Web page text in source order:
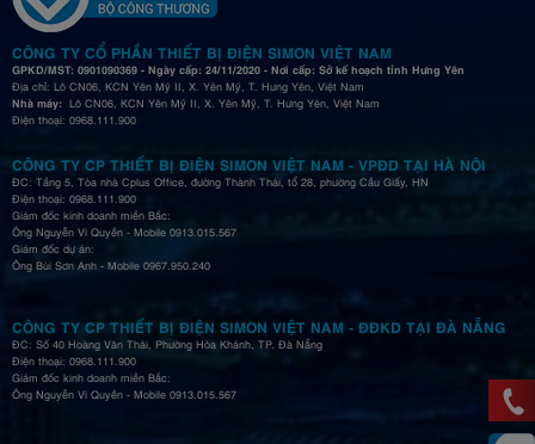
CÔNG TY CỔ PHẦN THIẾT BỊ ĐIỆN SIMON VIỆT NAM
GPKD/MST: 0901090369 - Ngày cấp: 24/11/2020 - Nơi cấp: Sở kế hoạch tỉnh Hưng Yên
Địa chỉ: Lô CN06, KCN Yên Mỹ II, X. Yên Mỹ, T. Hưng Yên, Việt Nam
Nhà máy: Lô CN06, KCN Yên Mỹ II, X. Yên Mỹ, T. Hưng Yên, Việt Nam
Điện thoại: 0968.111.900
CÔNG TY CP THIẾT BỊ ĐIỆN SIMON VIỆT NAM - VPĐD TẠI HÀ NỘI
ĐC: Tầng 5, Tòa nhà Cplus Office, đường Thành Thái, tổ 28, phường Cầu Giấy, HN
Điện thoại: 0968.111.900
Giám đốc kinh doanh miền Bắc:
Ông Nguyễn Vi Quyền - Mobile 0913.015.567
Giám đốc dự án:
Ông Bùi Sơn Anh - Mobile 0967.950.240
CÔNG TY CP THIẾT BỊ ĐIỆN SIMON VIỆT NAM - ĐĐKD TẠI ĐÀ NẴNG
ĐC: Số 40 Hoàng Văn Thái, Phường Hòa Khánh, TP. Đà Nẵng
Điện thoại: 0968.111.900
Giám đốc kinh doanh miền Bắc:
Ông Nguyễn Vi Quyền - Mobile 0913.015.567